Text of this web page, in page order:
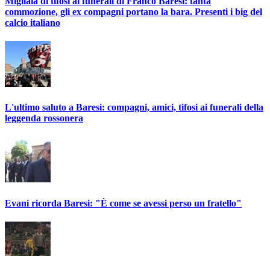
commozione, gli ex compagni portano la bara. Presenti i big del
calcio italiano
L'ultimo saluto a Baresi: compagni, amici, tifosi ai funerali della
leggenda rossonera
Evani ricorda Baresi: "È come se avessi perso un fratello"